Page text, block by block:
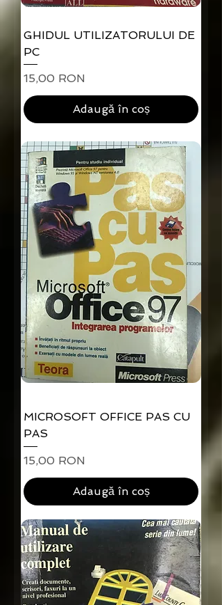
GHIDUL UTILIZATORULUI DE
PC
Preț
15,00 RON
Adaugă în coș
MICROSOFT OFFICE PAS CU
PAS
Preț
15,00 RON
Adaugă în coș